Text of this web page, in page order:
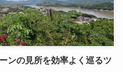
ンの見所を効率よく巡るツ